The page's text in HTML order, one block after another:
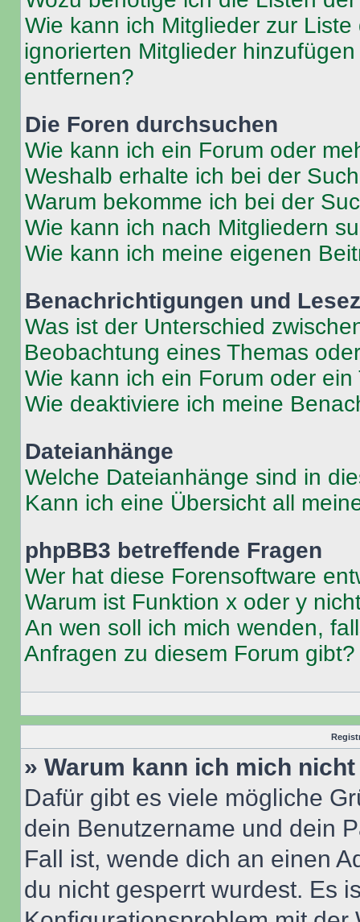
Wie kann ich Mitglieder zur
ignorierten Mitglieder
entfernen?
Die Foren durchsuchen
Wie kann ich ein Forum oder
Weshalb erhalte ich bei der
Warum bekomme ich bei der
Wie kann ich nach Mitgliedern
Wie kann ich meine eigenen
Benachrichtigungen und
Was ist der Unterschied
Beobachtung eines Themas
Wie kann ich ein Forum oder
Wie deaktiviere ich meine
Dateianhänge
Welche Dateianhänge sind in
Kann ich eine Übersicht all
phpBB3 betreffende Fragen
Wer hat diese Forensoftware
Warum ist Funktion x oder y
An wen soll ich mich wenden,
Anfragen zu diesem Forum gibt?
» Warum kann ich mich
Dafür gibt es viele mögliche
dein Benutzername und dein
Fall ist, wende dich an einen
du nicht gesperrt wurdest. Es